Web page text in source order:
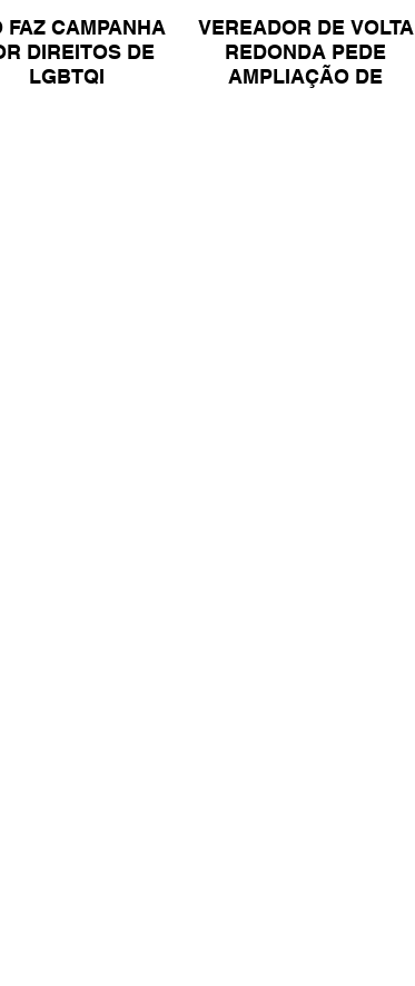
FAZ CAMPANHA
DIREITOS DE
LGBTQI
VEREADOR DE VOLTA
REDONDA PEDE
AMPLIAÇÃO DE